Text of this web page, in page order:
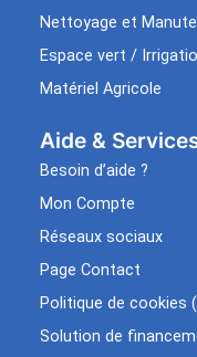
Nettoyage et
Espace vert /
Matériel Agricole
Aide &
Besoin d’aide ?
Mon Compte
Réseaux sociaux
Page Contact
Politique de cookies
Solution de